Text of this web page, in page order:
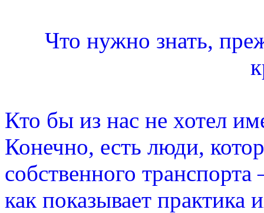
Что нужно знать,
Кто бы из нас не хотел
Конечно, есть люди,
собственного
как показывает практика